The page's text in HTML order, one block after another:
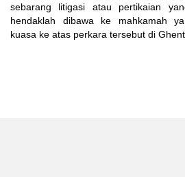
sebarang litigasi atau pertikaian
hendaklah dibawa ke mahkamah
kuasa ke atas perkara tersebut di Ghent.